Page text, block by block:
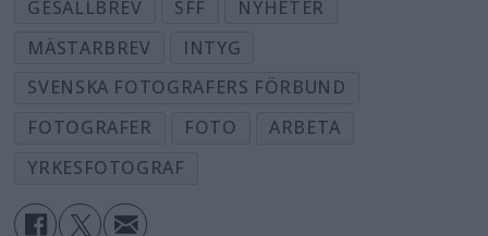
GESÄLLBREV SFF
NYHETER
MÄSTARBREV
INTYG
SVENSKA FOTOGRAFERS FÖRBUND
FOTOGRAFER
FOTO
ARBETA
YRKESFOTOGRAF